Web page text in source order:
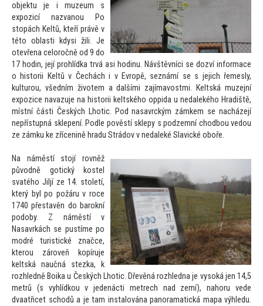
objektu je i muzeum s
expozicí nazvanou Po
stopách Keltů, kteří právě v
této oblasti kdysi žili. Je
otevřena celoročně od 9 do
17 hodin, její prohlídka trvá asi hodinu. Návštěvníci se dozví informace
o historii Keltů v Čechách i v Evropě, seznámí se s jejich řemesly,
kulturou, všedním životem a dalšími zajímavostmi. Keltská muzejní
expozice navazuje na historii keltského oppida u nedalekého Hradiště,
místní části Českých Lhotic. Pod nasavrckým zámkem se nacházejí
nepřístupná sklepení. Podle pověstí sklepy s podzemní chodbou vedou
ze zámku ke zřícenině hradu Strádov v nedaleké Slavické oboře.
Na náměstí stojí rovněž
původně gotický kostel
svatého Jiljí ze 14. století,
který byl po požáru v roce
1740 přestavěn do barokní
podoby. Z náměstí v
Nasavrkách se pustíme po
modré turistické značce,
kterou zároveň kopíruje
keltská naučná stezka, k
rozhledně Boika u Českých Lhotic. Dřevěná rozhledna je vysoká jen 14,5
metrů (s vyhlídkou v jedenácti metrech nad zemí), nahoru vede
dvaatřicet schodů a je tam instalována panoramatická mapa výhledu.